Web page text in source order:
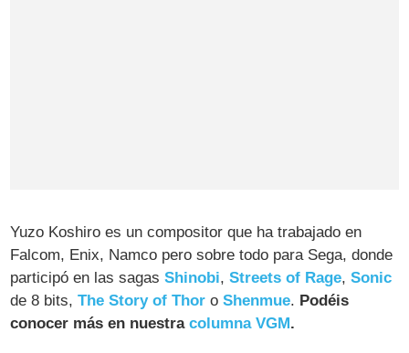
Yuzo Koshiro es un compositor que ha trabajado en
Falcom, Enix, Namco pero sobre todo para Sega, donde
participó en las sagasShinobi,Streets of Rage,Sonic
de 8 bits,The Story of Thor oShenmue. Podéis
conocer más en nuestracolumna VGM.